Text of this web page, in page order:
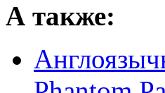
А также: